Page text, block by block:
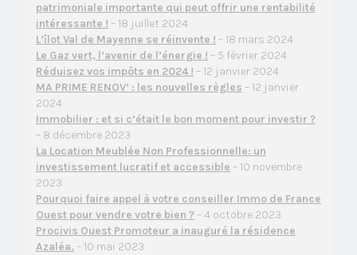
patrimoniale importante qui peut offrir une rentabilité
intéressante ! – 18 juillet 2024
L’îlot Val de Mayenne se réinvente ! – 18 mars 2024
Le Gaz vert, l’avenir de l’énergie ! – 5 février 2024
Réduisez vos impôts en 2024 ! – 12 janvier 2024
MA PRIME RENOV’ : les nouvelles règles – 12 janvier
2024
Immobilier : et si c’était le bon moment pour investir ?
– 8 décembre 2023
La Location Meublée Non Professionnelle: un
investissement lucratif et accessible – 10 novembre
2023
Pourquoi faire appel à votre conseiller Immo de France
Ouest pour vendre votre bien ? – 4 octobre 2023
Procivis Ouest Promoteur a inauguré la résidence
Azaléa. – 10 mai 2023